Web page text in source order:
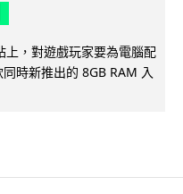
，對遊戲玩家要為電腦配
時新推出的 8GB RAM 入